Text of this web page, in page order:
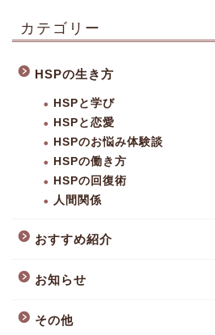
カテゴリー
HSPの生き方
HSPと学び
HSPと恋愛
HSPのお悩み体験談
HSPの働き方
HSPの回復術
人間関係
おすすめ紹介
お知らせ
その他